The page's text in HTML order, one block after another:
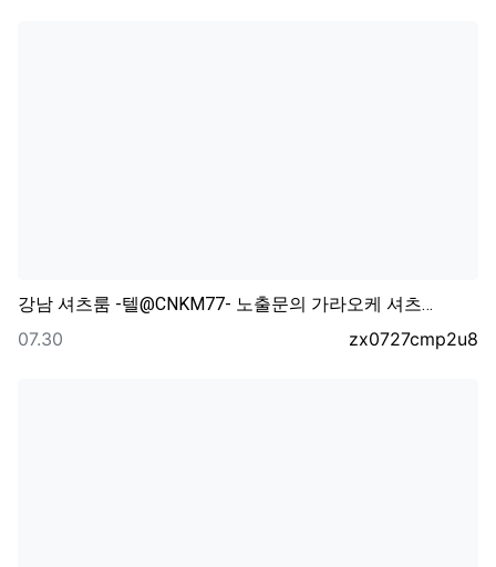
강남 셔츠룸 -텔@CNKM77- 노출문의 가라오케 셔츠…
등록자
zx0727cmp2u8
등록일
07.30